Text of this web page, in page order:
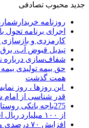
جدید محبوب تصادفی
روزنامه
اجرای برنامه تحول
کارمزدی و بازسازی
تبدیل قبوض آب، برق
شفاف‌سازی درباره
همت گذشت
این روزها ، روز
قدر شناسی از
275باجه بانکی
از ۱۰۰ میلیارد ریال افزایش دادند